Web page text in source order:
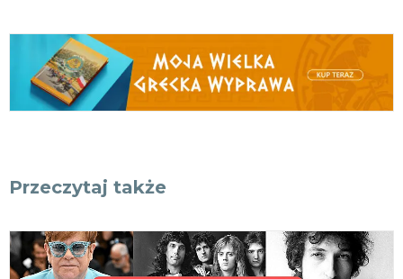
Przeczytaj także